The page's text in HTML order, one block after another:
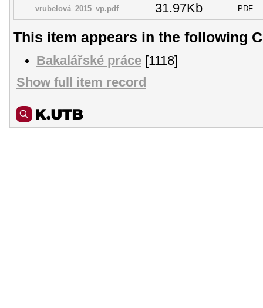
vrubelová_2015_vp.pdf 31.97Kb PDF
This item appears in the following
Bakalářské práce [1118]
Show full item record